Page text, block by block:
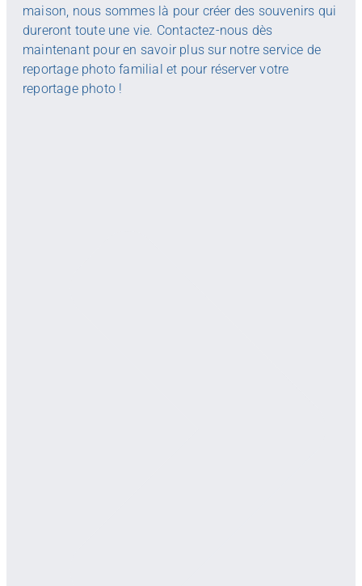
maison, nous sommes là pour créer des souvenirs qui
dureront toute une vie. Contactez-nous dès
maintenant pour en savoir plus sur notre service de
reportage photo familial et pour réserver votre
reportage photo !